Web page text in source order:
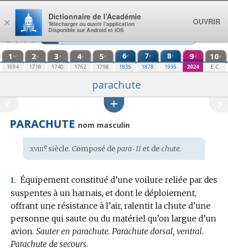
Aller au contenu
1 re
1694
2e
1718
3e
1740
4e
1762
5e
1798
6e
1835
7e
1878
8e
1935
9e
2024
10e
E.C.
parachute
PARACHUTE nom masculin
Étymologie
:
xviiiesiècle. Composé de para‑ IIet de chute.
1. Équipement constitué d’une voilure reliée par des
suspentes à un harnais, et dont le déploiement,
offrant une résistance à l’air, ralentit la chute d’une
personne qui saute ou du matériel qu’on largue d’un
avion. Sauter en parachute. Parachute dorsal, ventral.
Parachute de secours.
×
Dictionnaire de l’Académie
Télécharger ou ouvrir l’application
Disponible sur Android et iOS
OUVRIR